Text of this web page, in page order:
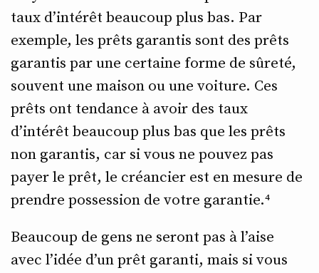
taux d’intérêt beaucoup plus bas. Par
exemple, les prêts garantis sont des prêts
garantis par une certaine forme de sûreté,
souvent une maison ou une voiture. Ces
prêts ont tendance à avoir des taux
d’intérêt beaucoup plus bas que les prêts
non garantis, car si vous ne pouvez pas
payer le prêt, le créancier est en mesure de
prendre possession de votre garantie.⁴
Beaucoup de gens ne seront pas à l’aise
avec l’idée d’un prêt garanti, mais si vous